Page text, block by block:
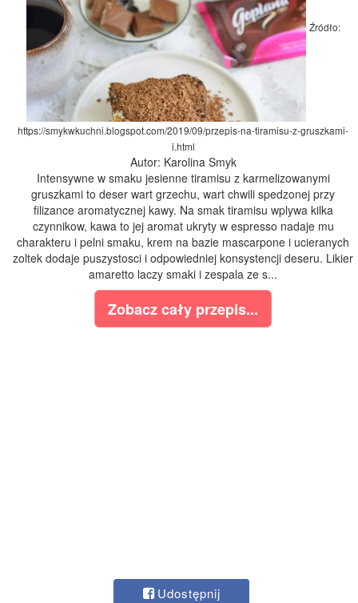
Źródło:
https://smykwkuchni.blogspot.com/2019/09/przepis-na-tiramisu-z-gruszkami-
i.html
Autor: Karolina Smyk
Intensywne w smaku jesienne tiramisu z karmelizowanymi
gruszkami to deser wart grzechu, wart chwili spedzonej przy
filizance aromatycznej kawy. Na smak tiramisu wplywa kilka
czynnikow, kawa to jej aromat ukryty w espresso nadaje mu
charakteru i pelni smaku, krem na bazie mascarpone i ucieranych
zoltek dodaje puszystosci i odpowiedniej konsystencji deseru. Likier
amaretto laczy smaki i zespala ze s...
Zobacz cały przepis...
Udostępnij